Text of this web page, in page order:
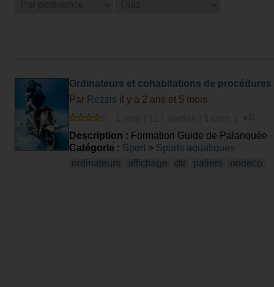
Ordinateurs et cohabitations de procédures
Par Rezzis il y a 2 ans et 5 mois
Description : Formation Guide de Palanquée
Catégorie : Sport > Sports aquatiques
ordinateurs
affichage dtr paliers nodeco